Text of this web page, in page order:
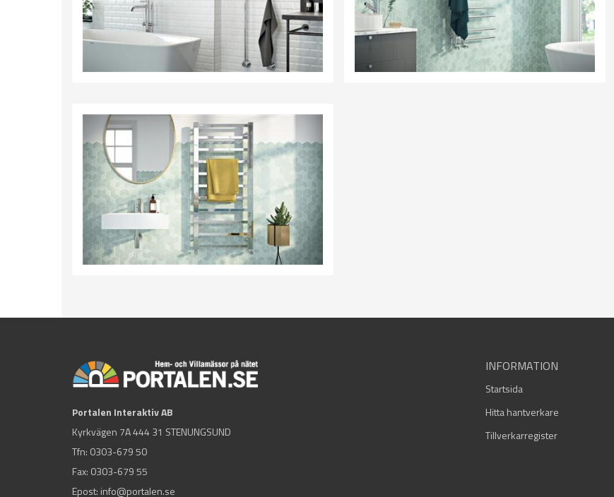
Portalen Interaktiv AB
Kyrkvägen 7A 444 31 STENUNGSUND
Tfn: 0303-679 50
Fax: 0303-679 55
Epost: info@portalen.se
INFORMATION
Startsida
Hitta hantverkare
Tillverkarregister